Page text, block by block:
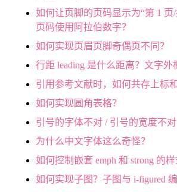
如何让页脚的页码显示为“第 1
页码使用阿拉伯数字？
如何实现页眉页脚奇偶页不同？
行距 leading 是什么距离？文字外
引用参考文献时，如何共存上标
如何实现圆角表格？
引号的字体不对 / 引号的宽度不对
为什么中文字体这么奇怪？
如何控制嵌套 emph 和 strong 的样
如何实现子图？子图与 i-figured